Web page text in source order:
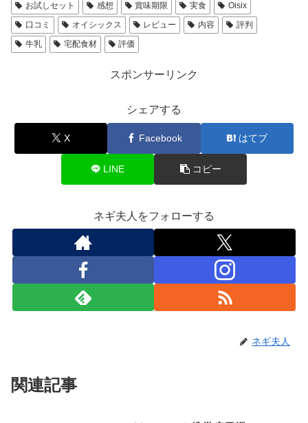
お試しセット
感想 賞味期限 実食
Oisix
口コミ
オイシックス レビュー 内容
評判
牛乳
宅配食材 評価
スポンサーリンク
シェアする
X Facebook はてブ
LINE コピー
ネギ夫人をフォローする
ネギ夫人
関連記事